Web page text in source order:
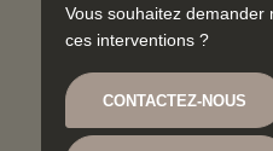
Vous souhaitez demander
ces interventions ?
CONTACTEZ-NOUS